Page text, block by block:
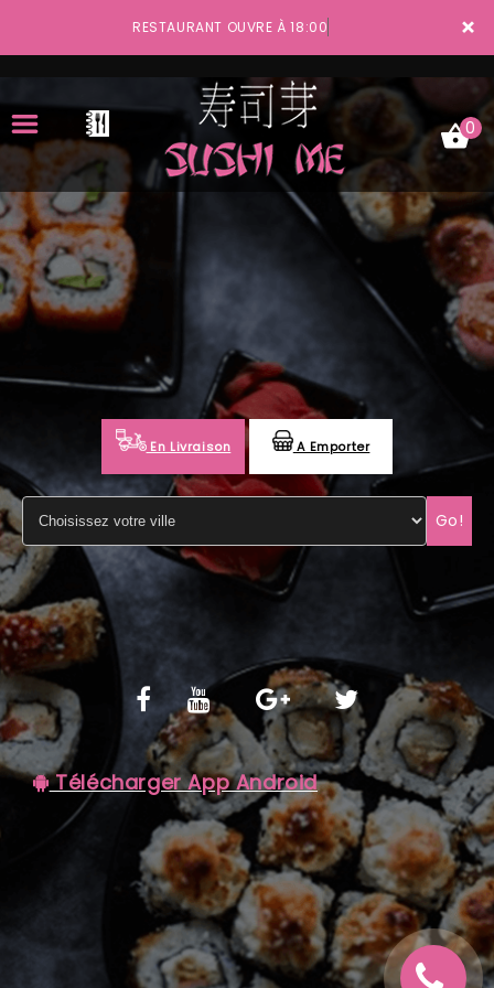
×
RESTAURANT OUVRE À 18:00
ACCUEIL
LA CARTE
VOTRE COMPTE
NOTRE RESTAURANT
MENTIONS LÉGALES
C.G.V
0
En Livraison A Emporter
Go!
Télécharger App Android